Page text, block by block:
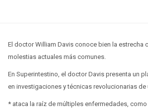
El doctor William Davis conoce bien la estrecha
molestias actuales más comunes.
En Superintestino, el doctor Davis presenta un
en investigaciones y técnicas revolucionarias de
* ataca la raíz de múltiples enfermedades, como